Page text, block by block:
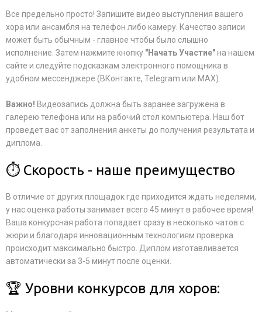
Все предельно просто! Запишите видео выступления вашего
хора или ансамбля на телефон либо камеру. Качество записи
может быть обычным - главное чтобы было слышно
исполнение. Затем нажмите кнопку "Начать Участие"на нашем
сайте и следуйте подсказкам электронного помощника в
удобном мессенджере (ВКонтакте, Telegram или MAX).
Важно! Видеозапись должна быть заранее загружена в
галерею телефона или на рабочий стол компьютера. Наш бот
проведет вас от заполнения анкеты до получения результата и
диплома.
⏱ Скорость - наше преимущество
В отличие от других площадок где приходится ждать неделями,
у нас оценка работы занимает всего 45 минут в рабочее время!
Ваша конкурсная работа попадает сразу в несколько чатов с
жюри и благодаря инновационным технологиям проверка
происходит максимально быстро. Диплом изготавливается
автоматически за 3-5 минут после оценки.
🏆 Уровни конкурсов для хоров: